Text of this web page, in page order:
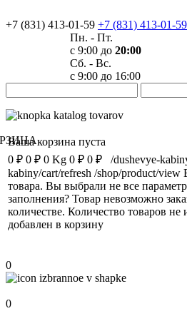
+7 (831) 413-01-59 +7 (831) 413-01-59
Пн. - Пт.
с 9:00 до 20:00
Сб. - Вс.
с 9:00 до 16:00
Ваша корзина пуста
0 ₽ 0 ₽ 0 Kg 0 ₽ 0 ₽ /dushevye-
kabiny/cart/refresh /shop/product/view
товара. Вы выбрали не все
заполнения? Товар невозможно
количестве. Количество товаров не
добавлен в корзину
0
0